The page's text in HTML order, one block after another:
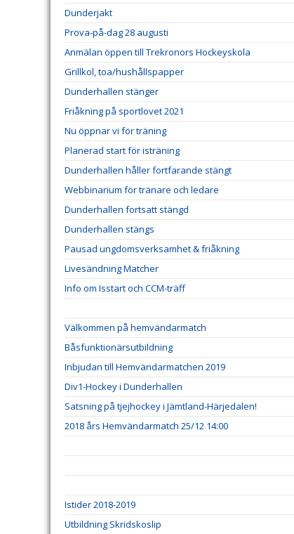
Dunderjakt
Prova-på-dag 28 augusti
Anmälan öppen till Trekronors Hockeyskola
Grillkol, toa/hushållspapper
Dunderhallen stänger
Friåkning på sportlovet 2021
Nu öppnar vi för träning
Planerad start för isträning
Dunderhallen håller fortfarande stängt
Webbinarium för tränare och ledare
Dunderhallen fortsatt stängd
Dunderhallen stängs
Pausad ungdomsverksamhet & friåkning
Livesändning Matcher
Info om Isstart och CCM-träff
Välkommen på hemvändarmatch
Båsfunktionärsutbildning
Inbjudan till Hemvändarmatchen 2019
Div1-Hockey i Dunderhallen
Satsning på tjejhockey i Jämtland-Härjedalen!
2018 års Hemvändarmatch 25/12 14:00
Istider 2018-2019
Utbildning Skridskoslip